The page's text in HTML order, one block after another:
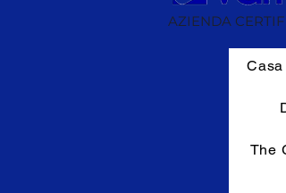
AZIENDA
Casa
The